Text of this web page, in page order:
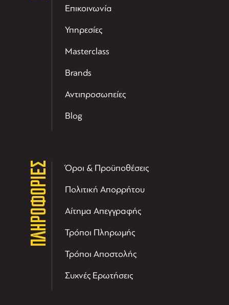
Επικοινωνία
Υπηρεσίες
Masterclass
Brands
Αντιπροσωπείες
Blog
ΠΛΗΡΟΦΟΡΙΕΣ Όροι & Προϋποθέσεις
Πολιτική Απορρήτου
Αίτημα Απεγγραφής
Τρόποι Πληρωμής
Τρόποι Αποστολής
Συχνές Ερωτήσεις